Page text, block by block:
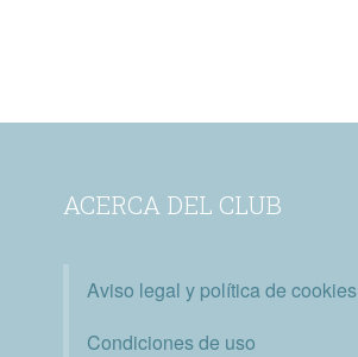
ACERCA DEL CLUB
Aviso legal y política de cookies
Condiciones de uso